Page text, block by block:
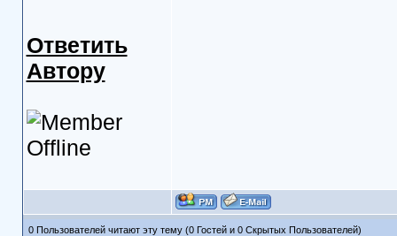
Ответить
Автору
0 Пользователей читают эту тему (0 Гостей и 0 Скрытых Пользователей)